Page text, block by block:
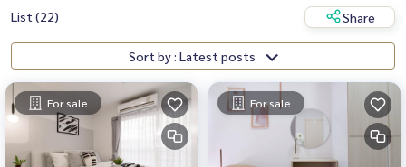
List (22) Share
Sort by : Latest posts
For sale For sale